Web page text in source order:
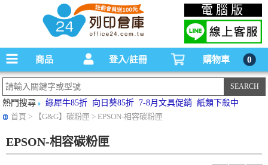
碳粉匣，墨水匣,原廠碳粉匣，副廠碳粉匣，環保碳粉匣,連續供墨印表機-office24列印
倉庫線上購物手機版
電腦版
商品 登入/註冊 購物車 0
熱門搜尋 綠犀牛85折 向日葵85折 7-8月文具促銷
紙類下殺中
首頁 > 【G&G】碳粉匣 > EPSON-相容碳粉匣
EPSON-相容碳粉匣